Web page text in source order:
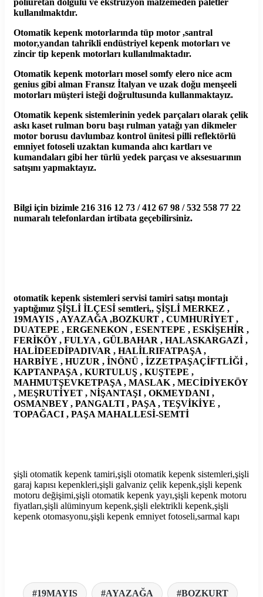
poliüretan dolgulu ve ekstrüzyon malzemeden paletler
kullanılmaktdır.
Otomatik kepenk motorlarında tüp motor ,santral
motor,yandan tahrikli endüstriyel kepenk motorları ve
zincir tip kepenk motorları kullanılmaktadır.
Otomatik kepenk motorları mosel somfy elero nice acm
genius gibi alman Fransız İtalyan ve uzak doğu menşeeli
motorları müşteri isteği doğrultusunda kullanmaktayız.
Otomatik kepenk sistemlerinin yedek parçaları olarak çelik
askı kaset rulman boru başı rulman yatağı yan dikmeler
motor borusu davlumbaz kontrol ünitesi pilli reflektörlü
emniyet fotoseli uzaktan kumanda alıcı kartları ve
kumandaları gibi her türlü yedek parçası ve aksesuarının
satışını yapmaktayız.
Bilgi için bizimle 216 316 12 73 / 412 67 98 / 532 558 77 22
numaralı telefonlardan irtibata geçebilirsiniz.
otomatik kepenk sistemleri servisi tamiri satışı montajı
yaptığımız ŞİŞLİ İLÇESİ semtleri,, ŞİŞLİ MERKEZ ,
19MAYIS , AYAZAĞA ,BOZKURT , CUMHURİYET ,
DUATEPE , ERGENEKON , ESENTEPE , ESKİŞEHİR ,
FERİKÖY , FULYA , GÜLBAHAR , HALASKARGAZİ ,
HALİDEEDİPADIVAR , HALİLRIFATPAŞA ,
HARBİYE , HUZUR , İNÖNÜ , İZZETPAŞAÇİFTLİĞİ ,
KAPTANPAŞA , KURTULUŞ , KUŞTEPE ,
MAHMUTŞEVKETPAŞA , MASLAK , MECİDİYEKÖY
, MEŞRUTİYET , NİŞANTAŞI , OKMEYDANI ,
OSMANBEY , PANGALTI , PAŞA , TEŞVİKİYE ,
TOPAĞACI , PAŞA MAHALLESİ-SEMTİ
şişli otomatik kepenk tamiri,şişli otomatik kepenk sistemleri,şişli
garaj kapısı kepenkleri,şişli galvaniz çelik kepenk,şişli kepenk
motoru değişimi,şişli otomatik kepenk yayı,şişli kepenk motoru
fiyatları,şişli alüminyum kepenk,şişli elektrikli kepenk,şişli
kepenk otomasyonu,şişli kepenk emniyet fotoseli,sarmal kapı
19MAYIS AYAZAĞA BOZKURT